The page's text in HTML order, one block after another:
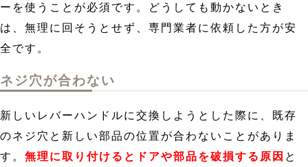
ーを使うことが必須です。どうしても動かないとき
は、無理に回そうとせず、専門業者に依頼した方が安
全です。
ネジ穴が合わない
新しいレバーハンドルに交換しようとした際に、既存
のネジ穴と新しい部品の位置が合わないことがありま
す。 無理に取り付けるとドアや部品を破損する原因 と